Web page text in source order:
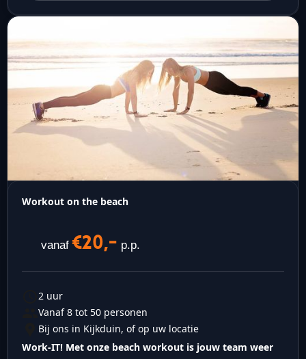
Workout on the beach
vanaf€20,- p.p.
2 uur
Vanaf 8 tot 50 personen
Bij ons in Kijkduin, of op uw locatie
Work-IT! Met onze beach workout is jouw team weer